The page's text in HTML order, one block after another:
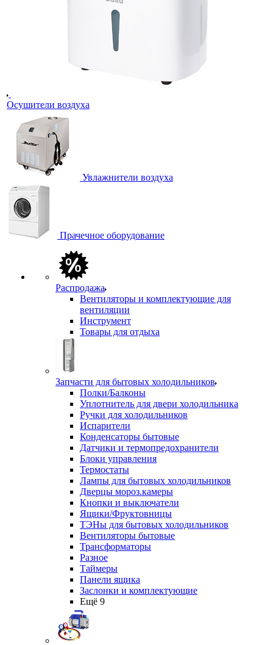
Осушители воздуха
Увлажнители воздуха
Прачечное оборудование
Распродажа
Вентиляторы и комплектующие для
вентиляции
Инструмент
Товары для отдыха
Запчасти для бытовых холодильников
Полки/Балконы
Уплотнитель для двери холодильника
Ручки для холодильников
Испарители
Конденсаторы бытовые
Датчики и термопредохранители
Блоки управления
Термостаты
Лампы для бытовых холодильников
Дверцы мороз.камеры
Кнопки и выключатели
Ящики/Фруктовницы
ТЭНы для бытовых холодильников
Вентиляторы бытовые
Трансформаторы
Разное
Таймеры
Панели ящика
Заслонки и комплектующие
Ещё 9